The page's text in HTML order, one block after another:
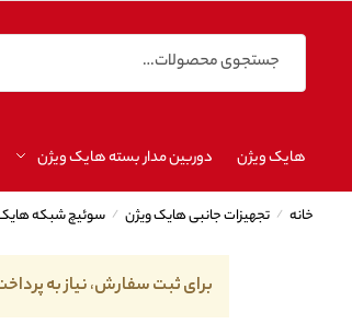
هایک ویژن دوربین مدار بسته هایک ویژن
خانه / تجهیزات جانبی هایک ویژن / سوئیچ شبکه
برای ثبت سفارش، نیاز به